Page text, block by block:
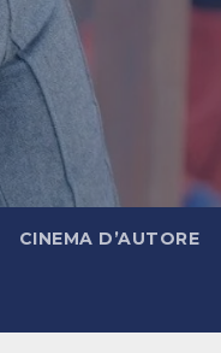
CINEMA D’AUTORE